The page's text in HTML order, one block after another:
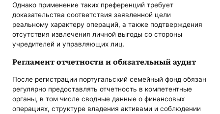
Однако применение таких преференций требует
доказательства соответствия заявленной цели
реальному характеру операций, а также подтверждения
отсутствия извлечения личной выгоды со стороны
учредителей и управляющих лиц.
Регламент отчетности и обязательный аудит
После регистрации португальский семейный фонд обязан
регулярно предоставлять отчетность в компетентные
органы, в том числе сводные данные о финансовых
операциях, структуре владения активами и соблюдении